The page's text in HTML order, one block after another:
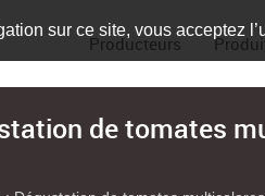
Producteurs
de tomates
sur ce site, vous acceptez